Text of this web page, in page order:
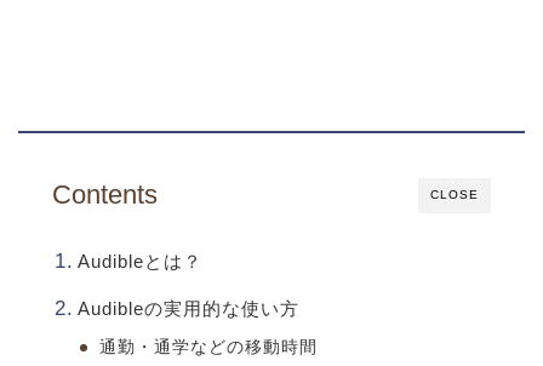
CLOSE
Contents
Audibleとは？
Audibleの実用的な使い方
通勤・通学などの移動時間